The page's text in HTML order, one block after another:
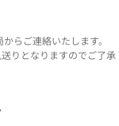
らご連絡いたします。
りとなりますのでご了承